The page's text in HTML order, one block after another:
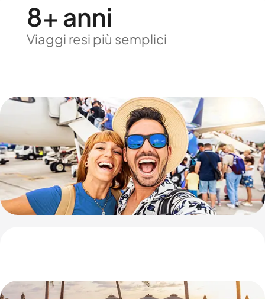
8+ anni
Viaggi resi più semplici